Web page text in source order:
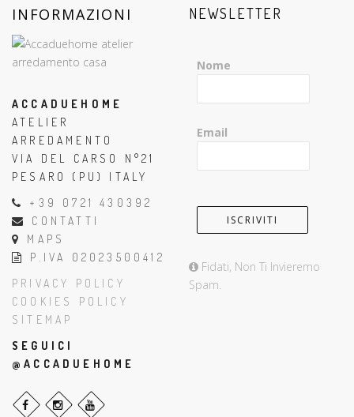
INFORMAZIONI
ACCADUEHOME
ATELIER
ARREDAMENTO
VIA DEL CARSO N°21
PESARO (PU) ITALY
+39 0721 430392
CONTATTI
MAPS
P.IVA 02023500412
PRIVACY POLICY
COOKIES POLICY
SITEMAP
SEGUICI
@ACCADUEHOME
NEWSLETTER
Nome
Email
Fidati, Non Ti Invieremo
Spam.